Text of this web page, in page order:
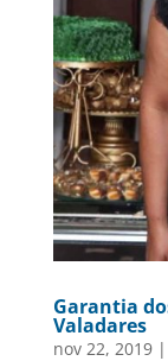
Garantia
Valadares
nov 22, 2019|